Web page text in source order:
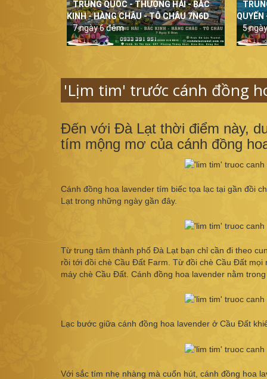
TRUNG QUỐC - THƯỢNG HẢI - BẮC
KINH - HÀNG CHÂU - TÔ CHÂU 7N6D
7 ngày 6 đêm
QUYẾN
5
'Lịm tim' trước cánh đồng
Đến với Đà Lạt thời điểm này,
tím mộng mơ của cánh đồng
Cánh đồng hoa lavender tím biếc tọa lạc tại gần đồi
Lạt trong những ngày gần đây.
Từ trung tâm thành phố Đà Lạt bạn chỉ cần đi theo
rồi tới đồi chè Cầu Đất Farm. Từ đồi chè Cầu Đất
máy chè Cầu Đất. Cánh đồng hoa lavender nằm
Lạc bước giữa cánh đồng hoa lavender ở Cầu Đất
Với sắc tím nhẹ nhàng mà cuốn hút, cánh đồng hoa